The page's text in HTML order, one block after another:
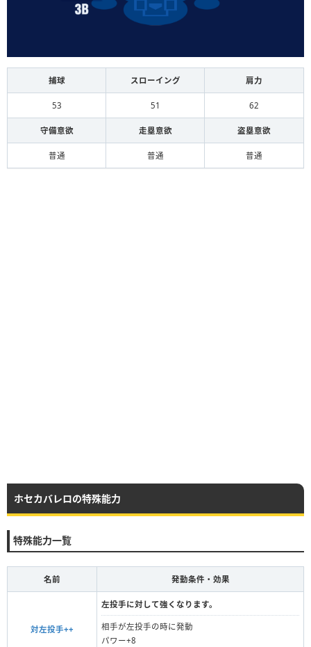
捕球 スローイング 肩力
53 51 62
守備意欲 走塁意欲 盗塁意欲
普通 普通 普通
ホセカバレロの特殊能力
特殊能力一覧
名前 発動条件・効果
対左投手++
左投手に対して強くなります。
相手が左投手の時に発動
パワー+8